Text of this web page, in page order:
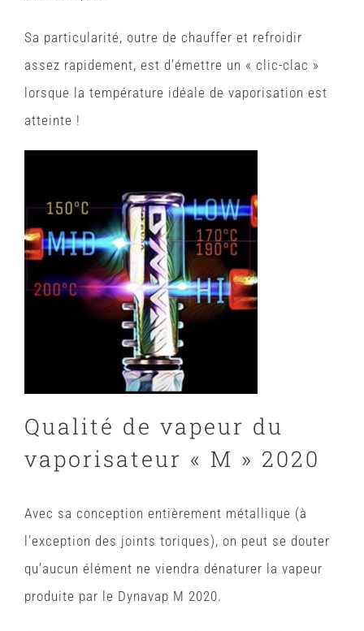
Sa particularité, outre de chauffer et refroidir
assez rapidement, est d’émettre un « clic-clac »
lorsque la température idéale de vaporisation est
atteinte !
Qualité de vapeur du
vaporisateur « M » 2020
Avec sa conception entièrement métallique (à
l’exception des joints toriques), on peut se douter
qu’aucun élément ne viendra dénaturer la vapeur
produite par le Dynavap M 2020.